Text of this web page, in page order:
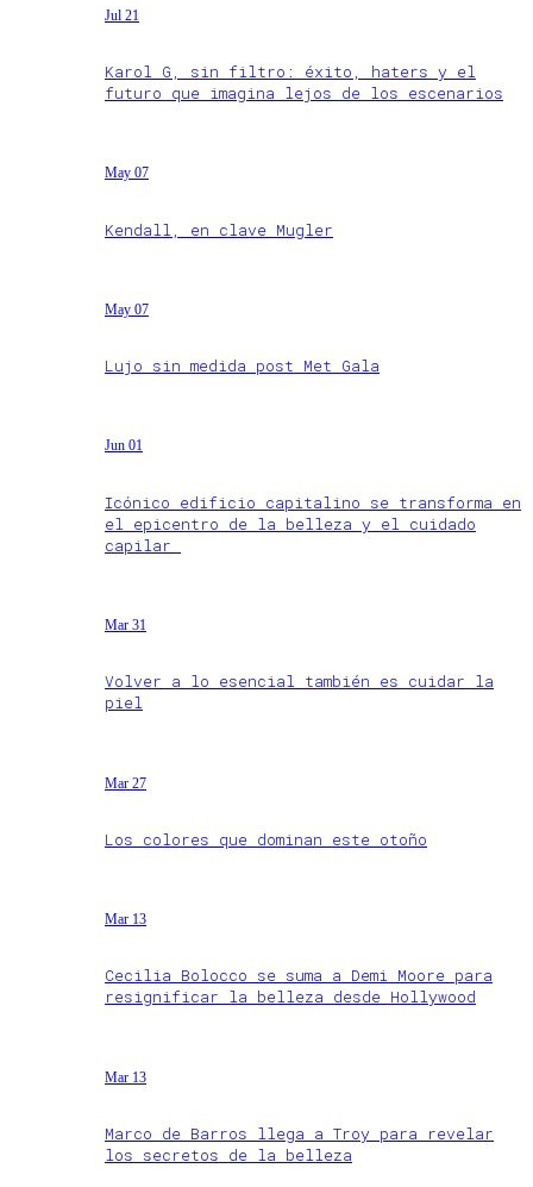
Jul 21
Karol G, sin filtro: éxito, haters y el
futuro que imagina lejos de los escenarios
May 07
Kendall, en clave Mugler
May 07
Lujo sin medida post Met Gala
Jun 01
Icónico edificio capitalino se transforma en
el epicentro de la belleza y el cuidado
capilar
Mar 31
Volver a lo esencial también es cuidar la
piel
Mar 27
Los colores que dominan este otoño
Mar 13
Cecilia Bolocco se suma a Demi Moore para
resignificar la belleza desde Hollywood
Mar 13
Marco de Barros llega a Troy para revelar
los secretos de la belleza